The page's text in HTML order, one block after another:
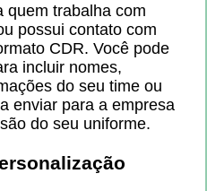
quem trabalha com
possui contato com
CDR. Você pode
incluir nomes,
do seu time ou
enviar para a empresa
do seu uniforme.